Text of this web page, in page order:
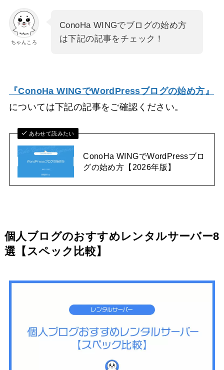
ちゃんころ
ConoHa WINGでブログの始め方
は下記の記事をチェック！
『ConoHa WINGでWordPressブログの始め方』
については下記の記事をご確認ください。
あわせて読みたい
ConoHa WINGでWordPressブロ
グの始め方【2026年版】
個人ブログのおすすめレンタルサーバー8
選【スペック比較】